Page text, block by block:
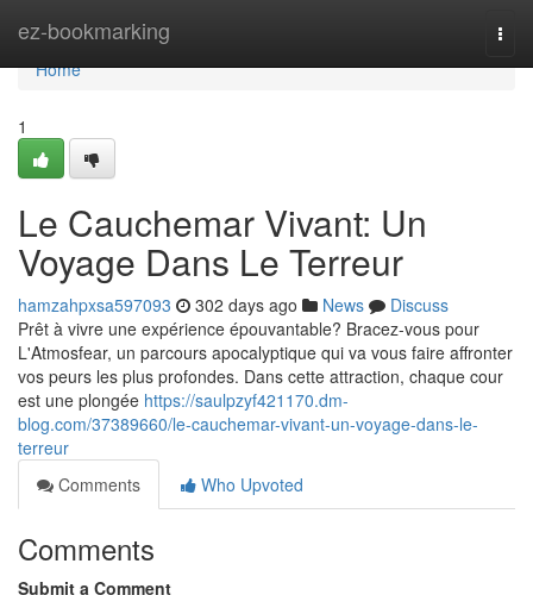
ez-bookmarking
Home
Home
1
Le Cauchemar Vivant: Un
Voyage Dans Le Terreur
hamzahpxsa597093 302 days ago News
Discuss
Prêt à vivre une expérience épouvantable? Bracez-vous pour
L'Atmosfear, un parcours apocalyptique qui va vous faire affronter
vos peurs les plus profondes. Dans cette attraction, chaque cour
est une plongée https://saulpzyf421170.dm-
blog.com/37389660/le-cauchemar-vivant-un-voyage-dans-le-
terreur
Comments
Who Upvoted
Comments
Submit a Comment